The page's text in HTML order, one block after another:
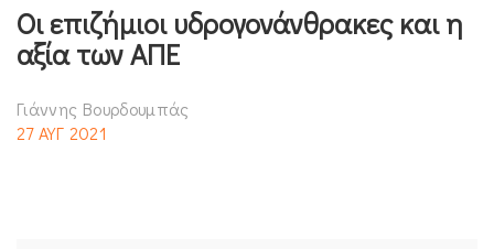
Οι επιζήμιοι υδρογονάνθρακες και η
αξία των ΑΠΕ
Γιάννης Βουρδουμπάς
27 ΑΥΓ 2021